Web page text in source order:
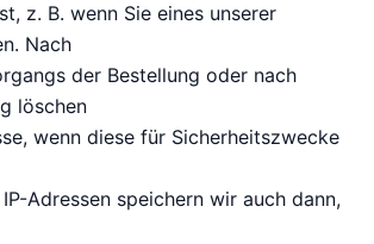
z. B. wenn Sie eines unserer
Nach
der Bestellung oder nach
löschen
wenn diese für Sicherheitszwecke
Adressen speichern wir auch dann,